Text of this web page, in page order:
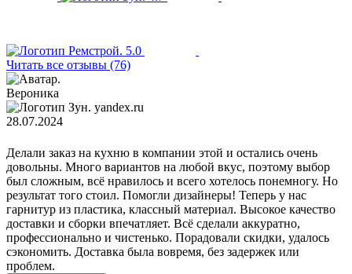
5.0
Читать все отзывы (76)
Вероника
yandex.ru
28.07.2024
Делали заказ на кухню в компании этой и остались очень
довольны. Много вариантов на любой вкус, поэтому выбор
был сложным, всё нравилось и всего хотелось понемногу. Но
результат того стоил. Помогли дизайнеры! Теперь у нас
гарнитур из пластика, классный материал. Высокое качество
доставки и сборки впечатляет. Всё сделали аккуратно,
профессионально и чистенько. Порадовали скидки, удалось
сэкономить. Доставка была вовремя, без задержек или
проблем.